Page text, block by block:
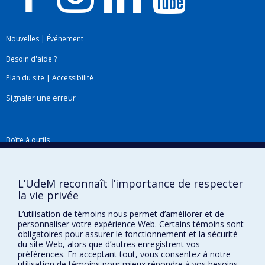
de quartier et transmission du VIH et de
injectable; impact des ilôts de chaleur
économétriques de modélisation hédonique
externalités environnementales influençant
santé des populations.
Champs d'expertise
géomatique; systèmes d'information
géographique; analyse spatiale; cartographie des
maladies
Nouvelles | Événement
Besoin d'aide ?
Plan du site | Accessibilité
Signaler une erreur
Boîte à outils
L’UdeM reconnaît l’importance de respecter
la vie privée
L’utilisation de témoins nous permet d’améliorer et de
personnaliser votre expérience Web. Certains témoins sont
obligatoires pour assurer le fonctionnement et la sécurité
du site Web, alors que d’autres enregistrent vos
préférences. En acceptant tout, vous consentez à notre